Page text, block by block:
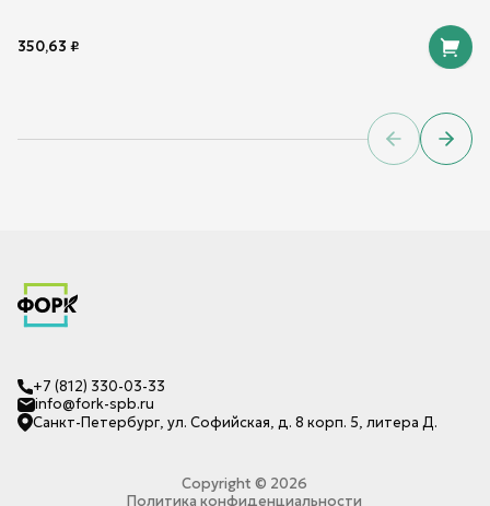
350,63 ₽
Previous
Next
+7 (812) 330-03-33
info@fork-spb.ru
Санкт-Петербург, ул. Софийская, д. 8 корп. 5, литера Д.
Copyright © 2026
Политика конфиденциальности